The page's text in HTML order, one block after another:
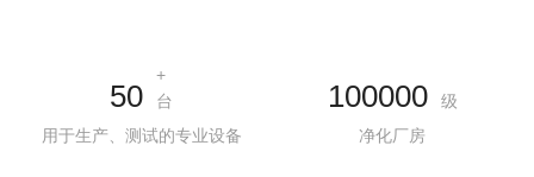
50 台
+
用于生产、测试的专业设备
100000
级
净化厂房